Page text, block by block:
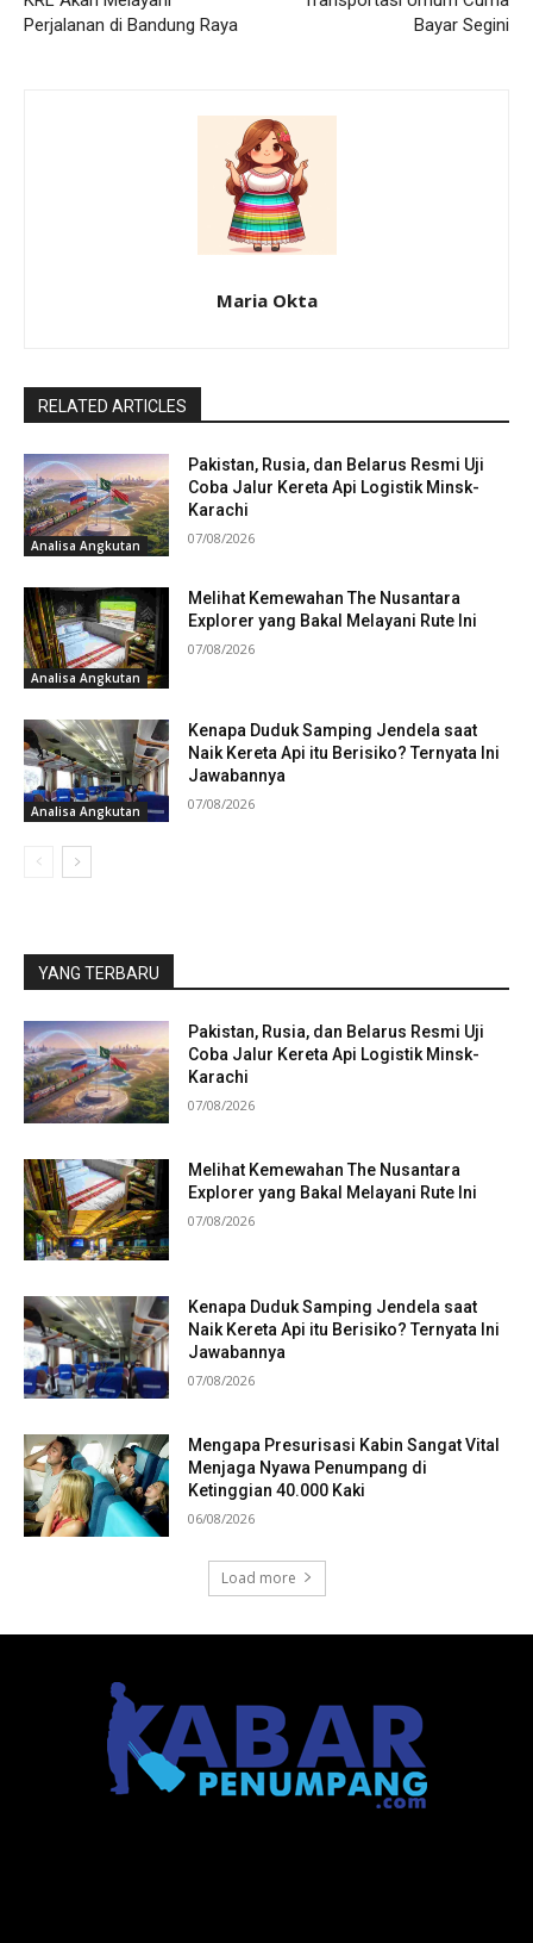
Perjalanan di Bandung Raya
Bayar Segini
Maria Okta
RELATED ARTICLES
Analisa Angkutan
Pakistan, Rusia, dan Belarus Resmi Uji
Coba Jalur Kereta Api Logistik Minsk-
Karachi
07/08/2026
Analisa Angkutan
Melihat Kemewahan The Nusantara
Explorer yang Bakal Melayani Rute Ini
07/08/2026
Analisa Angkutan
Kenapa Duduk Samping Jendela saat
Naik Kereta Api itu Berisiko? Ternyata Ini
Jawabannya
07/08/2026
YANG TERBARU
Pakistan, Rusia, dan Belarus Resmi Uji
Coba Jalur Kereta Api Logistik Minsk-
Karachi
07/08/2026
Melihat Kemewahan The Nusantara
Explorer yang Bakal Melayani Rute Ini
07/08/2026
Kenapa Duduk Samping Jendela saat
Naik Kereta Api itu Berisiko? Ternyata Ini
Jawabannya
07/08/2026
Mengapa Presurisasi Kabin Sangat Vital
Menjaga Nyawa Penumpang di
Ketinggian 40.000 Kaki
06/08/2026
Load more